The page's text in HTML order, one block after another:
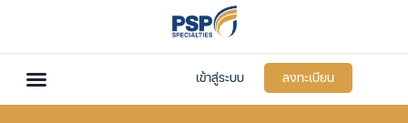
เข้าสู่ระบบ ลงทะเบียน